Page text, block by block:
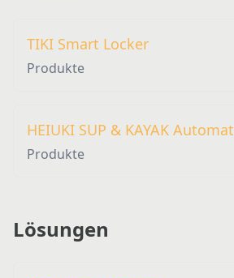
TIKI Smart Locker
Produkte
HEIUKI SUP & KAYAK Automat
Produkte
Lösungen